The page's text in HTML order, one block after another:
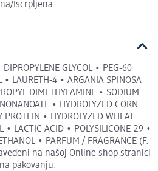
Iscrpljena
GLYCOL • PEG-60
• LAURETH-4 • ARGANIA SPINOSA
DIMETHYLAMINE • SODIUM
• HYDROLYZED CORN
• HYDROLYZED WHEAT
• LACTIC ACID • POLYSILICONE-29 •
• PARFUM / FRAGRANCE (F.
na našoj Online shop stranici
pakovanju.